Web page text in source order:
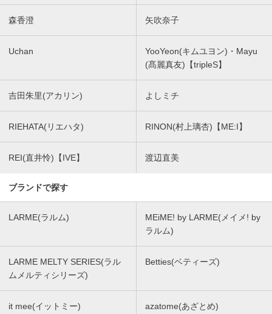
森香澄 矢吹奈子
Uchan
YooYeon(キムユヨン)・Mayu
(髙麗真友)【tripleS】
吉田朱里(アカリン) よしミチ
RIEHATA(リエハタ) RINON(村上璃杏)【ME:I】
REI(直井怜)【IVE】 渡辺直美
ブランドで探す
LARME(ラルム)
MEiME! by LARME(メイメ! by
ラルム)
LARME MELTY SERIES(ラル
ムメルティシリーズ)
Betties(ベティーズ)
it mee(イットミー) azatome(あざとめ)